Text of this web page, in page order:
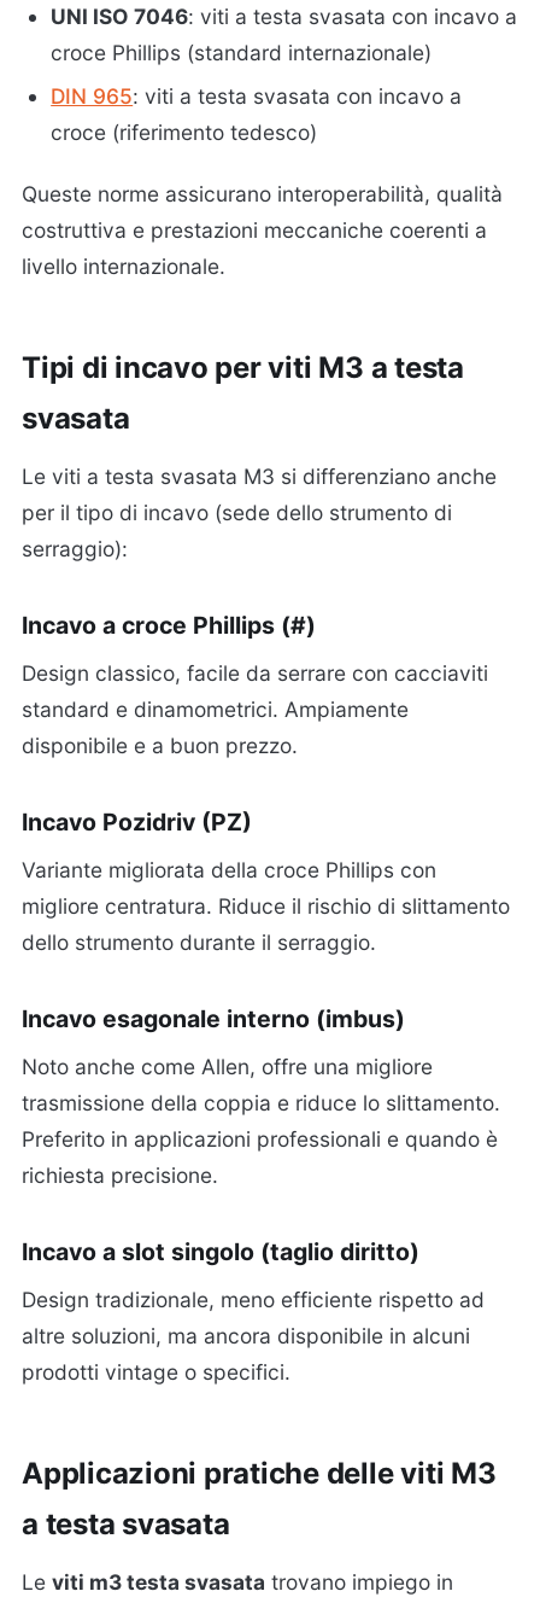
UNI ISO 7046: viti a testa svasata con incavo a
croce Phillips (standard internazionale)
DIN 965: viti a testa svasata con incavo a
croce (riferimento tedesco)
Queste norme assicurano interoperabilità, qualità
costruttiva e prestazioni meccaniche coerenti a
livello internazionale.
Tipi di incavo per viti M3 a testa
svasata
Le viti a testa svasata M3 si differenziano anche
per il tipo di incavo (sede dello strumento di
serraggio):
Incavo a croce Phillips (#)
Design classico, facile da serrare con cacciaviti
standard e dinamometrici. Ampiamente
disponibile e a buon prezzo.
Incavo Pozidriv (PZ)
Variante migliorata della croce Phillips con
migliore centratura. Riduce il rischio di slittamento
dello strumento durante il serraggio.
Incavo esagonale interno (imbus)
Noto anche come Allen, offre una migliore
trasmissione della coppia e riduce lo slittamento.
Preferito in applicazioni professionali e quando è
richiesta precisione.
Incavo a slot singolo (taglio diritto)
Design tradizionale, meno efficiente rispetto ad
altre soluzioni, ma ancora disponibile in alcuni
prodotti vintage o specifici.
Applicazioni pratiche delle viti M3
a testa svasata
Le viti m3 testa svasata trovano impiego in